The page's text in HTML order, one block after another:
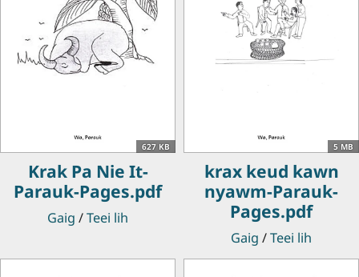
627 KB
Krak Pa Nie It-
Parauk-Pages.pdf
Gaig /Teei lih
5 MB
krax keud kawn
nyawm-Parauk-
Pages.pdf
Gaig /Teei lih